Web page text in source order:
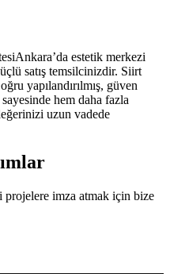
estetik merkezi
satış temsilcinizdir. Siirt
yapılandırılmış, güven
hem daha fazla
uzun vadede
imza atmak için bize